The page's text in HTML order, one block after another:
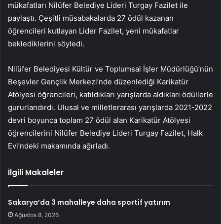
mükafatları Nilüfer Belediye Lideri Turgay Fazilet ile
paylaştı. Çeşitli müsabakalarda 27 ödül kazanan
öğrencileri kutlayan Lider Fazilet, yeni mükafatlar
beklediklerini söyledi.
Nilüfer Belediyesi Kültür ve Toplumsal İşler Müdürlüğü’nün
Beşevler Gençlik Merkezi’nde düzenlediği Karikatür
Atölyesi öğrencileri, katıldıkları yarışlarda aldıkları ödüllerle
gururlandırdı. Ulusal ve milletlerarası yarışlarda 2021-2022
devri boyunca toplam 27 ödül alan Karikatür Atölyesi
öğrencilerini Nilüfer Belediye Lideri Turgay Fazilet, Halk
Evi’ndeki makamında ağırladı.
İlgili Makaleler
Sakarya’da 3 mahalleye daha sportif yatırım
Ağustos 8, 2026